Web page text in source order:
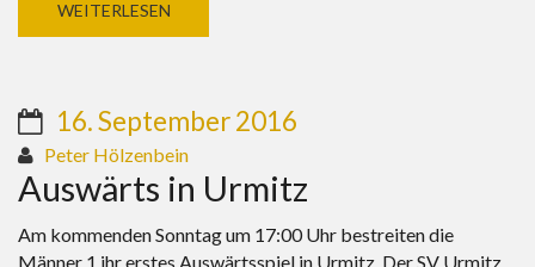
WEITERLESEN
16. September 2016
Peter Hölzenbein
Auswärts in Urmitz
Am kommenden Sonntag um 17:00 Uhr bestreiten die
Männer 1 ihr erstes Auswärtsspiel in Urmitz. Der SV Urmitz,